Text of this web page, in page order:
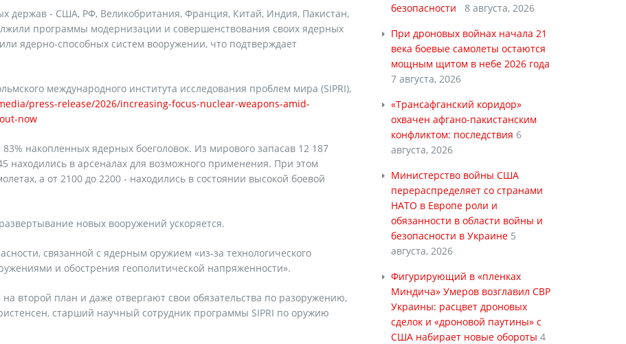
держав - США, РФ, Великобритания, Франция, Китай, Индия, Пакистан,
программы модернизации и совершенствования своих ядерных
ядерно-способных систем вооружении, что подтверждает
международного института исследования проблем мира (SIPRI),
press-release/2026/increasing-focus-nuclear-weapons-amid-
now
накопленных ядерных боеголовок. Из мирового запасав 12 187
находились в арсеналах для возможного применения. При этом
а от 2100 до 2200 - находились в состоянии высокой боевой
новых вооружений ускоряется.
связанной с ядерным оружием «из-за технологического
и обострения геополитической напряженности».
второй план и даже отвергают свои обязательства по разоружению,
старший научный сотрудник программы SIPRI по оружию
безопасности
8 августа, 2026
При дроновых войнах начала 21
века боевые самолеты остаются
мощным щитом в небе 2026 года
7 августа, 2026
«Трансафганский коридор»
охвачен афгано-пакистанским
конфликтом: последствия 6
августа, 2026
Министерство войны США
перераспределяет со странами
НАТО в Европе роли и
обязанности в области войны и
безопасности в Украине 5
августа, 2026
Фигурирующий в «пленках
Миндича» Умеров возглавил СВР
Украины: расцвет дроновых
сделок и «дроновой паутины» с
США набирает новые обороты 4